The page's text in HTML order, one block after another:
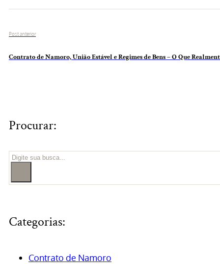
Post anterior
Contrato de Namoro, União Estável e Regimes de Bens – O Que
Procurar:
Pesquisar
Categorias:
Contrato de Namoro